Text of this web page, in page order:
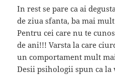
In rest se pare ca ai
de ziua sfanta, ba mai
Pentru cei care nu te
de ani!!! Varsta la care
un comportament mult
Desii psihologii spun ca la